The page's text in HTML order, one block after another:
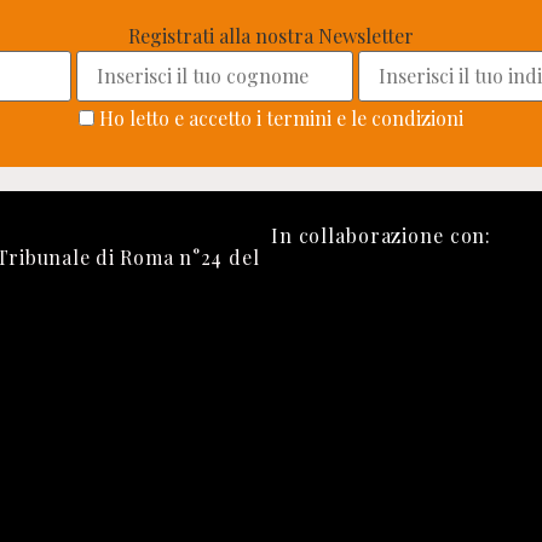
Registrati alla nostra Newsletter
Ho letto e accetto i termini e le condizioni
di Roma n°24 del
In collaborazione con: